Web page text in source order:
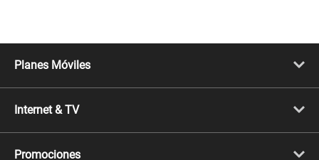
Planes Móviles
Línea Nueva
Línea Adicional
Migración
Internet & TV
Internet + TV
Promociones